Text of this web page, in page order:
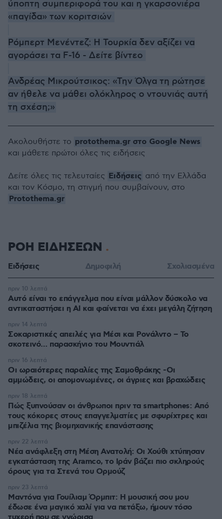
ύποπτη συμπεριφορά του και η γκαρσονιέρα
«παγίδα» των κοριτσιών
Ρόμπερτ Μενέντεζ: Η Τουρκία δεν αξίζει να
αγοράσει τα F-16 - Δείτε βίντεο
Ανδρέας Μικρούτσικος: «Την Όλγα τη ρώτησε
αν ήθελε να μάθει ολόκληρος ο ντουνιάς αυτή
τη σχέση;»
Ακολουθήστε το protothema.gr στο Google News
και μάθετε πρώτοι όλες τις ειδήσεις
Δείτε όλες τις τελευταίες Ειδήσεις από την Ελλάδα
και τον Κόσμο, τη στιγμή που συμβαίνουν, στο
Protothema.gr
ΡΟΗ ΕΙΔΗΣΕΩΝ
Ειδήσεις Δημοφιλή Σχολιασμένα
Αυτό είναι το επάγγελμα που είναι μάλλον δύσκολο να
αντικαταστήσει η AI και φαίνεται να έχει μεγάλη ζήτηση
πριν 10 λεπτά
Σοκαριστικές απειλές για Μέσι και Ρονάλντο – Το
σκοτεινό… παρασκήνιο του Μουντιάλ
πριν 14 λεπτά
Οι ωραιότερες παραλίες της Σαμοθράκης -Οι
αμμώδεις, οι απομονωμένες, οι άγριες και βραχώδεις
πριν 16 λεπτά
Πώς ξυπνούσαν οι άνθρωποι πριν τα smartphones: Από
τους κόκορες στους επαγγελματίες με σφυρίχτρες και
μπιζέλια της βιομηχανικής επανάστασης
πριν 18 λεπτά
Νέα ανάφλεξη στη Μέση Ανατολή: Οι Χούθι χτύπησαν
εγκατάσταση της Aramco, το Ιράν βάζει πιο σκληρούς
όρους για τα Στενά του Ορμούζ
πριν 22 λεπτά
Μαντόνα για Γουίλιαμ Όρμπιτ: Η μουσική σου μου
έδωσε ένα μαγικό χαλί για να πετάξω, ήμουν τόσο
πριν 23 λεπτά